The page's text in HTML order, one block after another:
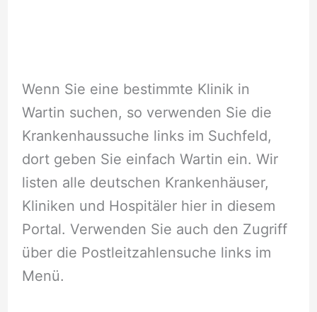
Wenn Sie eine bestimmte Klinik in
Wartin suchen, so verwenden Sie die
Krankenhaussuche links im Suchfeld,
dort geben Sie einfach Wartin ein. Wir
listen alle deutschen Krankenhäuser,
Kliniken und Hospitäler hier in diesem
Portal. Verwenden Sie auch den Zugriff
über die Postleitzahlensuche links im
Menü.